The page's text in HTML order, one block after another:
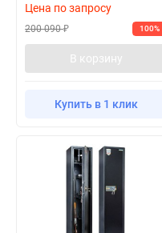
Цена по запросу
200 090₽ 100%
В корзину
Купить в 1 клик